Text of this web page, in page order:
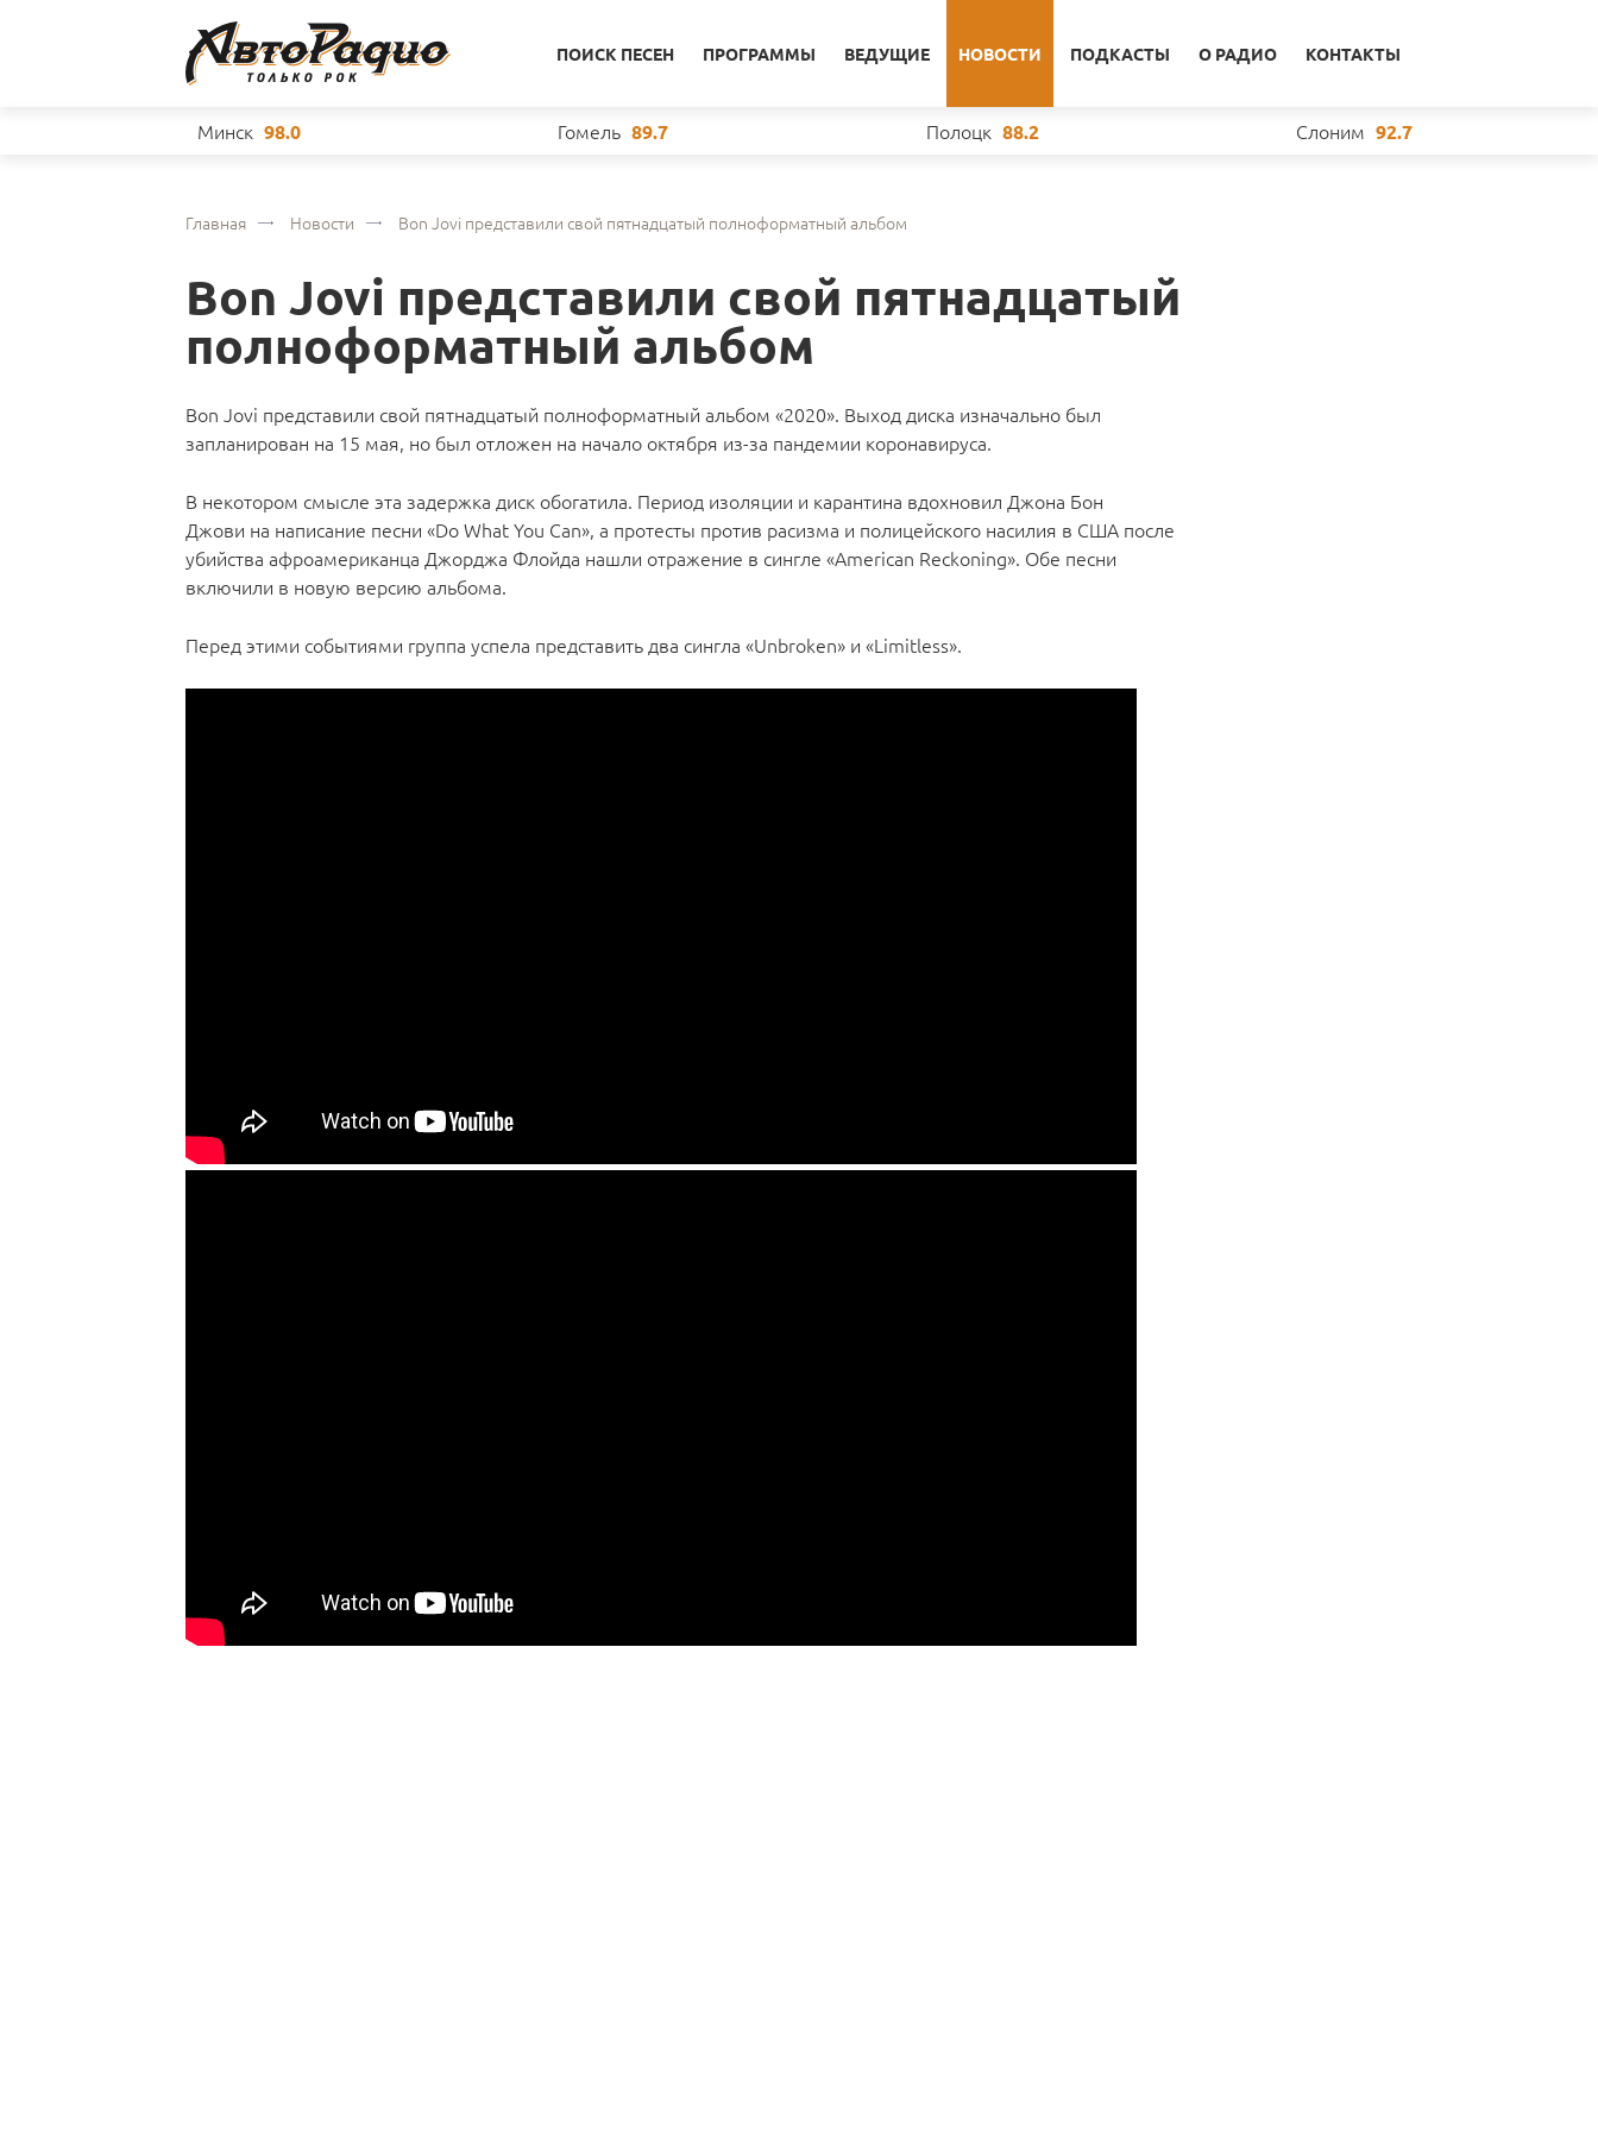
ПОИСК ПЕСЕН ПРОГРАММЫ ВЕДУЩИЕ НОВОСТИ ПОДКАСТЫ О РАДИО КОНТАКТЫ
Минск 98.0 Гомель 89.7 Полоцк 88.2 Слоним 92.7
Главная Новости Bon Jovi представили свой пятнадцатый полноформатный альбом
Bon Jovi представили свой пятнадцатый
полноформатный альбом
Bon Jovi представили свой пятнадцатый полноформатный альбом «2020». Выход диска изначально был
запланирован на 15 мая, но был отложен на начало октября из-за пандемии коронавируса.
В некотором смысле эта задержка диск обогатила. Период изоляции и карантина вдохновил Джона Бон
Джови на написание песни «Do What You Can», а протесты против расизма и полицейского насилия в США после
убийства афроамериканца Джорджа Флойда нашли отражение в сингле «American Reckoning». Обе песни
включили в новую версию альбома.
Перед этими событиями группа успела представить два сингла «Unbroken» и «Limitless».